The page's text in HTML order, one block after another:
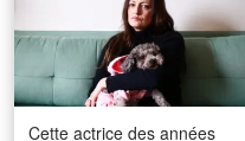
Cette actrice des années